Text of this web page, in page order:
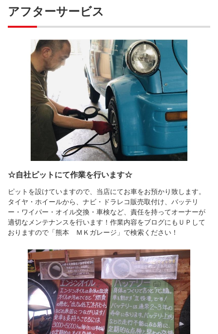
アフターサービス
☆自社ピットにて作業を行います☆
ピットを設けていますので、当店にてお車をお預かり致します。
タイヤ・ホイールから、ナビ・ドラレコ販売取付け、バッテリ
ー・ワイパー・オイル交換・車検など、責任を持ってオーナーが
適切なメンテナンスを行います！作業内容をブログにもＵＰして
おりますので「熊本 ＭＫガレージ」で検索ください！